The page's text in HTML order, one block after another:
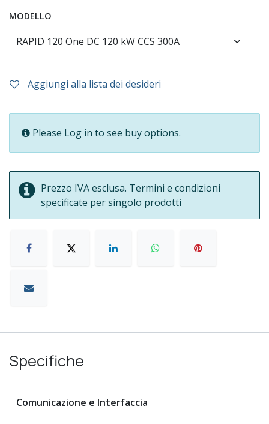
MODELLO
Aggiungi alla lista dei desideri
Please Log in to see buy options.
Prezzo IVA esclusa. Termini e condizioni
specificate per singolo prodotti
Specifiche
Comunicazione e Interfaccia